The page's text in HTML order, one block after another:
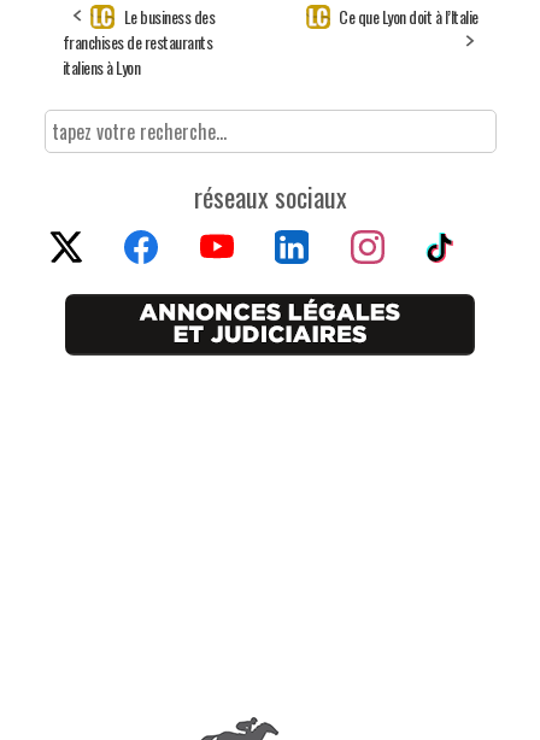
Le business des
franchises de restaurants
italiens à Lyon
Ce que Lyon doit à l’Italie
réseaux sociaux